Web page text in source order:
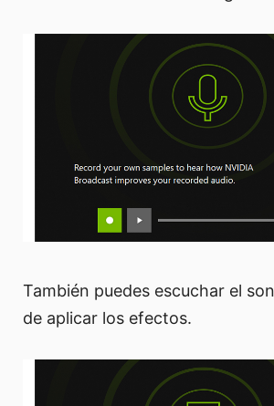
También puedes escuchar el
de aplicar los efectos.